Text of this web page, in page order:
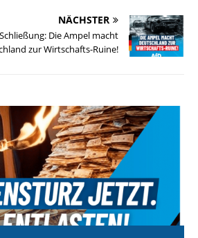
NÄCHSTER
Die Ampel macht
zur Wirtschafts-Ruine!